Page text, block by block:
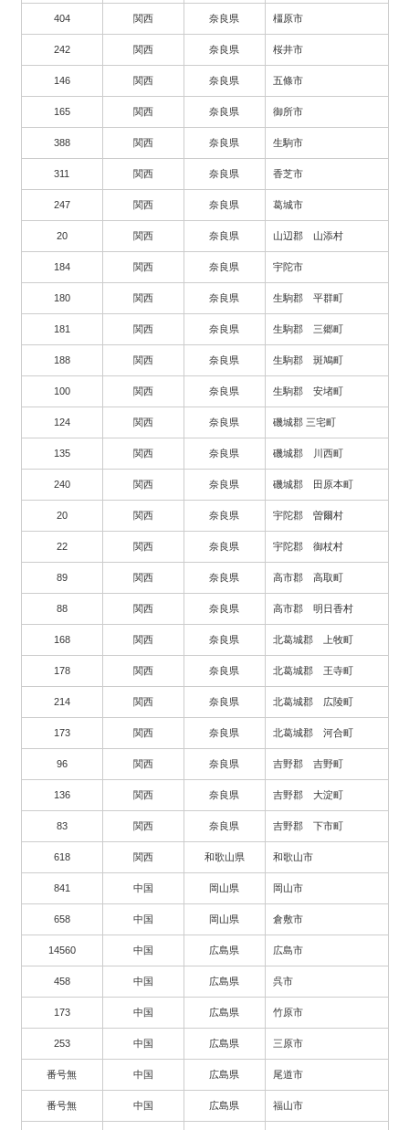
404 関西 奈良県 橿原市
242 関西 奈良県 桜井市
146 関西 奈良県 五條市
165 関西 奈良県 御所市
388 関西 奈良県 生駒市
311 関西 奈良県 香芝市
247 関西 奈良県 葛城市
20 関西 奈良県 山辺郡 山添村
184 関西 奈良県 宇陀市
180 関西 奈良県 生駒郡 平群町
181 関西 奈良県 生駒郡 三郷町
188 関西 奈良県 生駒郡 斑鳩町
100 関西 奈良県 生駒郡 安堵町
124 関西 奈良県 磯城郡 三宅町
135 関西 奈良県 磯城郡 川西町
240 関西 奈良県 磯城郡 田原本町
20 関西 奈良県 宇陀郡 曽爾村
22 関西 奈良県 宇陀郡 御杖村
89 関西 奈良県 高市郡 高取町
88 関西 奈良県 高市郡 明日香村
168 関西 奈良県 北葛城郡 上牧町
178 関西 奈良県 北葛城郡 王寺町
214 関西 奈良県 北葛城郡 広陵町
173 関西 奈良県 北葛城郡 河合町
96 関西 奈良県 吉野郡 吉野町
136 関西 奈良県 吉野郡 大淀町
83 関西 奈良県 吉野郡 下市町
618 関西 和歌山県 和歌山市
841 中国 岡山県 岡山市
658 中国 岡山県 倉敷市
14560 中国 広島県 広島市
458 中国 広島県 呉市
173 中国 広島県 竹原市
253 中国 広島県 三原市
番号無 中国 広島県 尾道市
番号無 中国 広島県 福山市